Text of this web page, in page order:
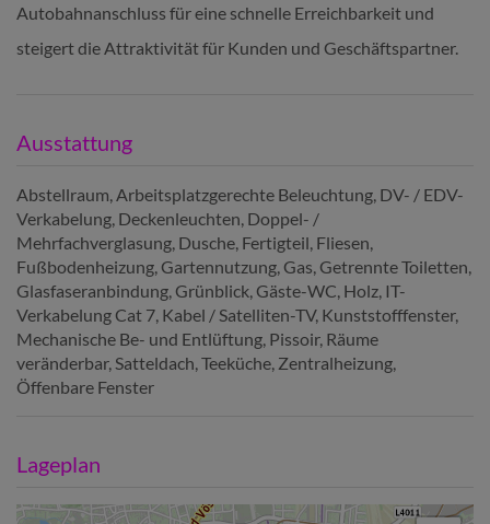
Autobahnanschluss für eine schnelle Erreichbarkeit und
steigert die Attraktivität für Kunden und Geschäftspartner.
Ausstattung
Abstellraum Arbeitsplatzgerechte Beleuchtung DV- / EDV-
Verkabelung Deckenleuchten Doppel- /
Mehrfachverglasung Dusche Fertigteil Fliesen
Fußbodenheizung Gartennutzung Gas Getrennte Toiletten
Glasfaseranbindung Grünblick Gäste-WC Holz IT-
Verkabelung Cat 7 Kabel / Satelliten-TV Kunststofffenster
Mechanische Be- und Entlüftung Pissoir Räume
veränderbar Satteldach Teeküche Zentralheizung
Öffenbare Fenster
Lageplan